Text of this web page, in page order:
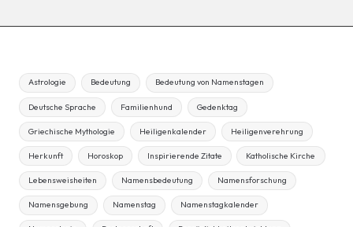
Astrologie Bedeutung Bedeutung von Namenstagen
Deutsche Sprache Familienhund Gedenktag
Griechische Mythologie Heiligenkalender Heiligenverehrung
Herkunft Horoskop Inspirierende Zitate Katholische Kirche
Lebensweisheiten Namensbedeutung Namensforschung
Namensgebung Namenstag Namenstagkalender